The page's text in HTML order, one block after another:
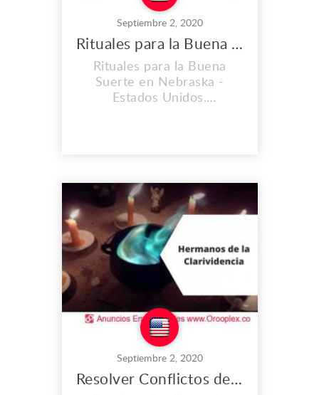
Septiembre 2, 2020
Rituales para la Buena Suerte en Nebraska
Rituales para la Buena
Suerte en Nebraska -
Estados Unidos.
despiertan en la mañana,
otras sienten dolor de
cabeza cada vez que llegan
a sus hogares o trabajo e
inclusive personas lo
sienten de un día para otro,
una...
Septiembre 2, 2020
Resolver Conflictos de Pareja en Nebraska